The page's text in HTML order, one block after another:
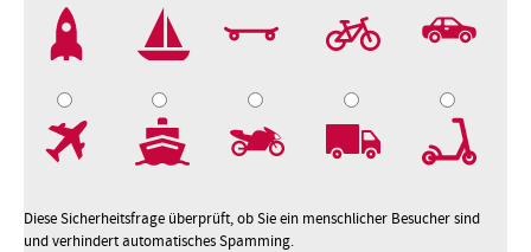
Diese Sicherheitsfrage überprüft, ob Sie ein menschlicher Besucher sind
und verhindert automatisches Spamming.